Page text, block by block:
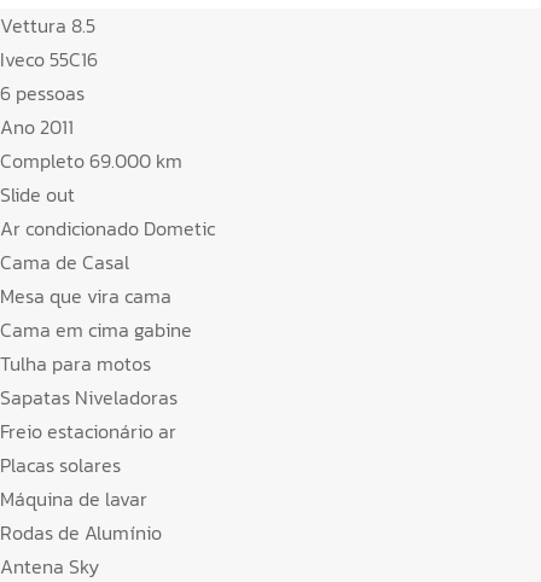
Vettura 8.5
Iveco 55C16
6 pessoas
Ano 2011
Completo 69.000 km
Slide out
Ar condicionado Dometic
Cama de Casal
Mesa que vira cama
Cama em cima gabine
Tulha para motos
Sapatas Niveladoras
Freio estacionário ar
Placas solares
Máquina de lavar
Rodas de Alumínio
Antena Sky